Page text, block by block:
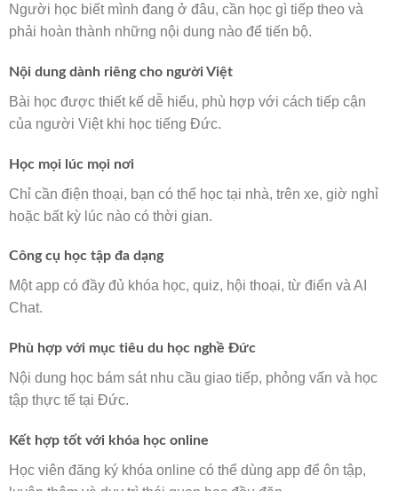
Người học biết mình đang ở đâu, cần học gì tiếp theo và
phải hoàn thành những nội dung nào để tiến bộ.
Nội dung dành riêng cho người Việt
Bài học được thiết kế dễ hiểu, phù hợp với cách tiếp cận
của người Việt khi học tiếng Đức.
Học mọi lúc mọi nơi
Chỉ cần điện thoại, bạn có thể học tại nhà, trên xe, giờ nghỉ
hoặc bất kỳ lúc nào có thời gian.
Công cụ học tập đa dạng
Một app có đầy đủ khóa học, quiz, hội thoại, từ điển và AI
Chat.
Phù hợp với mục tiêu du học nghề Đức
Nội dung học bám sát nhu cầu giao tiếp, phỏng vấn và học
tập thực tế tại Đức.
Kết hợp tốt với khóa học online
Học viên đăng ký khóa online có thể dùng app để ôn tập,